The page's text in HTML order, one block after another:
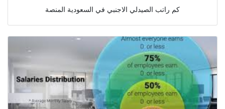
كم راتب الصيدلي الاجنبي في السعودية المنصة